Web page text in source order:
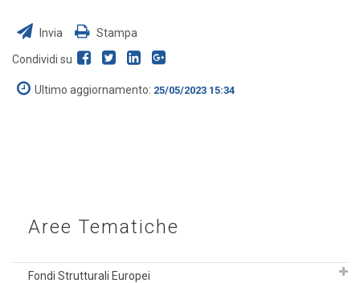
Invia Stampa
Condividi su
Ultimo aggiornamento: 25/05/2023 15:34
Aree Tematiche
Fondi Strutturali Europei